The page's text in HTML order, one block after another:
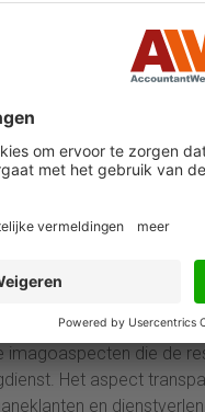
van
dat het overgrote deel
aangifte
deze dienst neutraal t/
maakt gebruik
imagoaspecten die de
Het aspect
en